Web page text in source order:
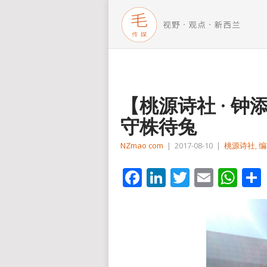
【桃源诗社 ·
守株待兔
NZmao com | 2017-08-10 | 桃源诗社,
Facebook
LinkedIn
Twitter
Email